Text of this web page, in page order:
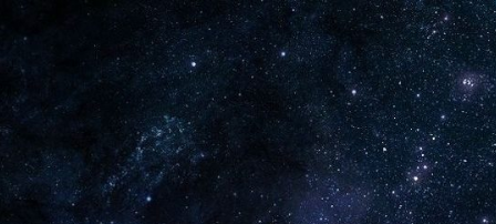
Plus de 2800 critiques de films